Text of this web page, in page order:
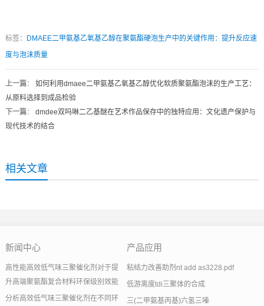
标签：
DMAEE二甲氨基乙氧基乙醇在聚氨酯硬泡生产中的关键作用：提升反应速
度与泡沫质量
上一篇： 如何利用dmaee二甲氨基乙氧基乙醇优化软质聚氨酯泡沫的生产工艺：
从原料选择到成品检验
下一篇： dmdee双吗啉二乙基醚在艺术作品保存中的独特应用：文化遗产保护与
现代技术的结合
相关文章
新闻中心
高性能高效低气味三聚催化剂对于提
升高端聚氨酯复合材料环保级别效能
分析高效低气味三聚催化剂在不同环
产品应用
粘结力改善助剂nt add as3228.pdf
低游离度tdi三聚体的合成
三(二甲氨基丙基)六氢三嗪